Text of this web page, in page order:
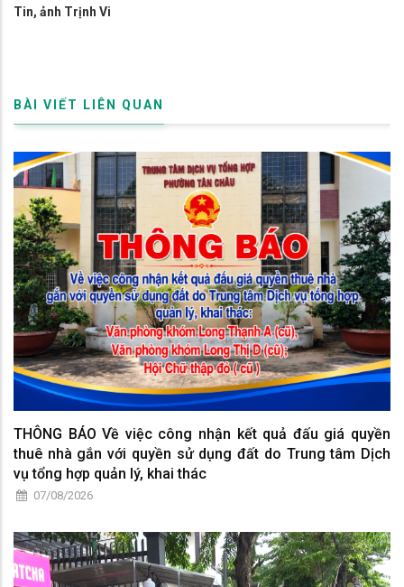
Tin, ảnh Trịnh Vi
BÀI VIẾT LIÊN QUAN
THÔNG BÁO Về việc công nhận kết quả đấu giá quyền
thuê nhà gắn với quyền sử dụng đất do Trung tâm Dịch
vụ tổng hợp quản lý, khai thác
07/08/2026